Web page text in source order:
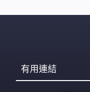
有用連結